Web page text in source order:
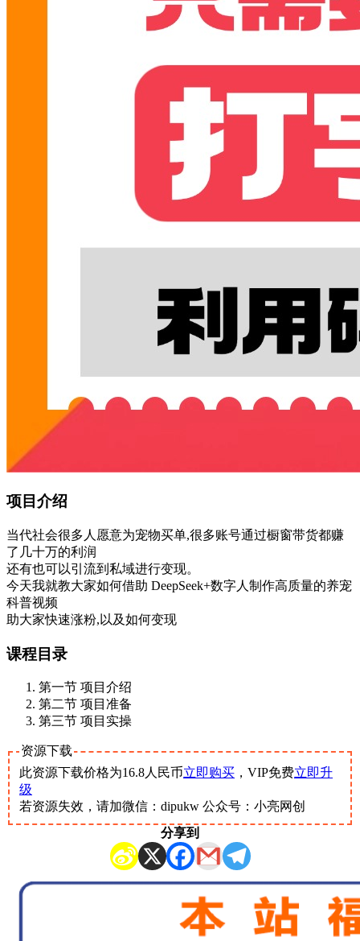
项目介绍
当代社会很多人愿意为宠物买单,很多账号通过橱窗带货都赚
了几十万的利润
还有也可以引流到私域进行变现。
今天我就教大家如何借助 DeepSeek+数字人制作高质量的养宠
科普视频
助大家快速涨粉,以及如何变现
课程目录
第一节 项目介绍
第二节 项目准备
第三节 项目实操
资源下载
此资源下载价格为16.8人民币立即购买 ，VIP免费立即升
级
若资源失效，请加微信：dipukw 公众号：小亮网创
分享到